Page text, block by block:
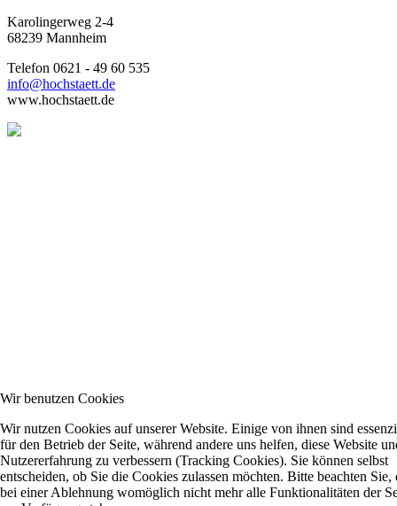
Karolingerweg 2-4
68239 Mannheim
Telefon 0621 - 49 60 535
info@hochstaett.de
www.hochstaett.de
Wir benutzen Cookies
Wir nutzen Cookies auf unserer Website. Einige von ihnen sind
für den Betrieb der Seite, während andere uns helfen, diese Website
Nutzererfahrung zu verbessern (Tracking Cookies). Sie können selbst
entscheiden, ob Sie die Cookies zulassen möchten. Bitte beachten Sie,
bei einer Ablehnung womöglich nicht mehr alle Funktionalitäten der